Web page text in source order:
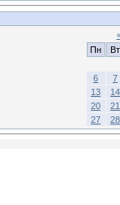
Пн
Вт
6
7
13
14
20
21
27
28